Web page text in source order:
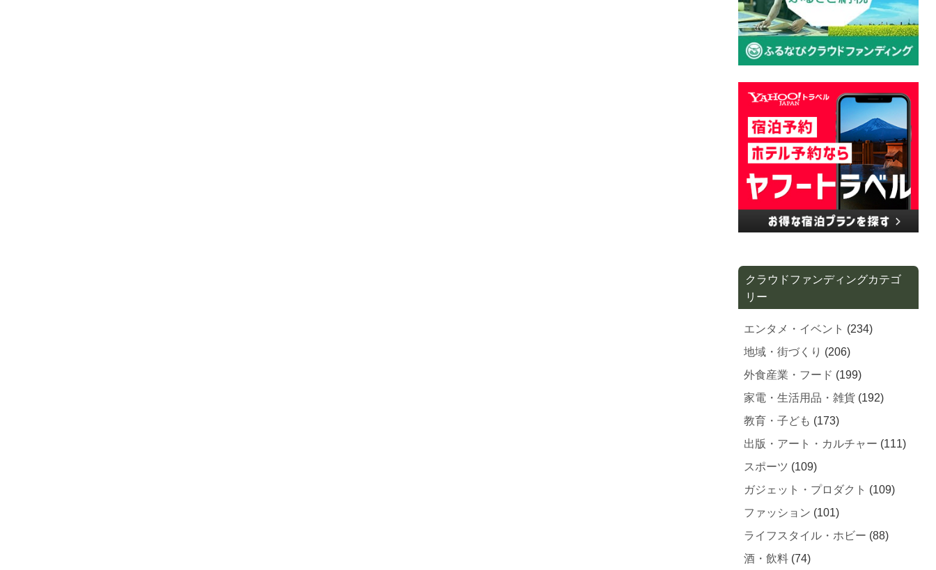
クラウドファンディングカテゴ
リー
エンタメ・イベント (234)
地域・街づくり (206)
外食産業・フード (199)
家電・生活用品・雑貨 (192)
教育・子ども (173)
出版・アート・カルチャー (111)
スポーツ (109)
ガジェット・プロダクト (109)
ファッション (101)
ライフスタイル・ホビー (88)
酒・飲料 (74)